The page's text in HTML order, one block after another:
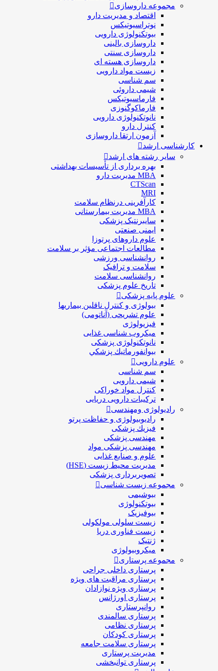
مجموعه داروسازی
اقتصاد و مديريت دارو
نوتراسیوتیکس
بيوتكنولوژی دارویی
داروسازی بالينی
داروسازی سنتی
داروسازی هسته ای
زیست مواد دارویی
سم شناسی
شيمی داروئی
فارماسيوتيكس
فارماكوگنوزی
نانوتکنولوژی دارویی
كنترل دارو
آزمون ارتقا داروسازی
کارشناسی ارشد
سایر رشته های ارشد
بهره برداری از تأسیسات بهداشتی
MBA مدیریت دارو
CTScan
MRI
کارآفرینی درنظام سلامت
MBA مدیریت بیمارستانی
سایبرنتیک پزشکی
ایمنی صنعتی
علوم داروهای پرتوزا
مطالعات اجتماعی مؤثر بر سلامت
روانشناسی ورزشی
سلامت و ترافیک
روانشناسی سلامت
تاریخ علوم پزشکی
علوم پایه پزشکی
بیولوژی و کنترل ناقلین بیماریها
علوم تشریحی (آناتومی)
فیزیولوژی
ميكروب شناسی غذایی
نانوتکنولوژی پزشکی
بيوانفورماتيك پزشكي
علوم دارویی
سم شناسی
شیمی دارویی
کنترل مواد خوراکی
ترکیبات دارویی دریایی
رادیولوژی ومهندسی
رادیوبیولوژی و حفاظت پرتو
فيزيك پزشکی
مهندسی پزشکی
مهندسی پزشکی مواد
علوم و صنايع غذایی
مدیریت محیط زیست (HSE)
تصویربرداری پزشکی
مجموعه زیست شناسی
بیوشیمی
بیوتکنولوژی
بیوفیزیک
زیست سلولی مولکولی
زیست فناوری دریا
ژنتیک
میکروبیولوژی
مجموعه پرستاری
پرستاری داخلی جراحی
پرستاری مراقبت های ويژه
پرستاری ويژه نوازادان
پرستاری اورژانس
روانپرستاری
پرستاری سالمندی
پرستاری نظامی
پرستاری کودکان
پرستاری سلامت جامعه
مدیریت پرستاری
پرستاری توانبخشی